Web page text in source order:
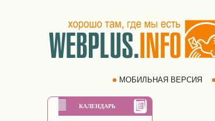
МОБИЛЬНАЯ ВЕРСИЯ
КАЛЕНДАРЬ